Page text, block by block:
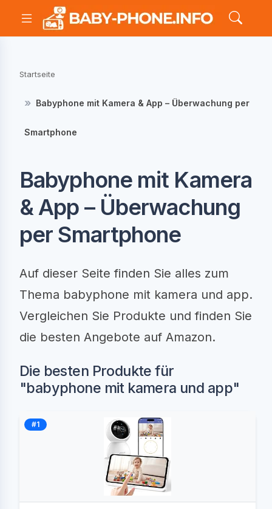
Startseite
Babyphone mit Kamera & App – Überwachung per
Smartphone
Babyphone mit Kamera
& App – Überwachung
per Smartphone
Auf dieser Seite finden Sie alles zum
Thema babyphone mit kamera und app.
Vergleichen Sie Produkte und finden Sie
die besten Angebote auf Amazon.
Die besten Produkte für
"babyphone mit kamera und app"
#1